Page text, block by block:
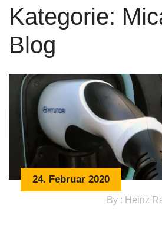
Kategorie:
Blog
24. Februar 2020
By : Heinz